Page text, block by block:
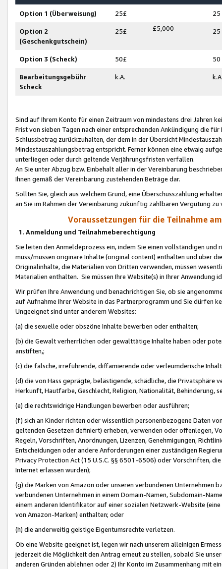
Option 1 (Überweisung) 25£ 25
Option 2
(Geschenkgutschein)
25£ £5,000 25
Option 3 (Scheck) 50£ 50
Bearbeitungsgebühr
Scheck
k.A.
Sind auf Ihrem Konto für einen Zeitraum von mindestens drei Jahren
Frist von sieben Tagen nach einer entsprechenden Ankündigung die
Schlussbetrag zurückzuhalten, der dem in der Übersicht
Mindestauszahlungsbetrag entspricht. Ferner können eine etwaig
unterliegen oder durch geltende Verjährungsfristen verfallen.
An Sie unter Abzug bzw. Einbehalt aller in der Vereinbarung
Ihnen gemäß der Vereinbarung zustehenden Beträge dar.
Sollten Sie, gleich aus welchem Grund, eine Überschusszahlung
an Sie im Rahmen der Vereinbarung zukünftig zahlbaren Vergütung zu
Voraussetzungen für die Teilnahme
1. Anmeldung und Teilnahmeberechtigung
Sie leiten den Anmeldeprozess ein, indem Sie einen vollständigen
muss/müssen originäre Inhalte (original content) enthalten und über
Originalinhalte, die Materialien von Dritten verwenden, müssen
Materialien enthalten. Sie müssen Ihre Website(s) in Ihrer Anwendung
Wir prüfen Ihre Anwendung und benachrichtigen Sie, ob sie
auf Aufnahme Ihrer Website in das Partnerprogramm und Sie dürfen
Ungeeignet sind unter anderem Websites:
(a) die sexuelle oder obszöne Inhalte bewerben oder enthalten;
(b) die Gewalt verherrlichen oder gewalttätige Inhalte haben oder
anstiften,;
(c) die falsche, irreführende, diffamierende oder verleumderische
(d) die von Hass geprägte, belästigende, schädliche, die Privatsphäre
Herkunft, Hautfarbe, Geschlecht, Religion, Nationalität, Behinderung,
(e) die rechtswidrige Handlungen bewerben oder ausführen;
(f) sich an Kinder richten oder wissentlich personenbezogene Daten
geltenden Gesetzen definiert) erheben, verwenden oder offenlegen,
Regeln, Vorschriften, Anordnungen, Lizenzen, Genehmigungen,
Entscheidungen oder andere Anforderungen einer zuständigen
Privacy Protection Act (15 U.S.C. §§ 6501-6506) oder Vorschriften,
Internet erlassen wurden);
(g) die Marken von Amazon oder unseren verbundenen Unternehmen
verbundenen Unternehmen in einem Domain-Namen, Subdomain-
einem anderen Identifikator auf einer sozialen Netzwerk-Website
von Amazon-Marken) enthalten; oder
(h) die anderweitig geistige Eigentumsrechte verletzen.
Ob eine Website geeignet ist, legen wir nach unserem alleinigen
jederzeit die Möglichkeit den Antrag erneut zu stellen, sobald Sie
anderen Gründen ablehnen oder 2) Ihr Konto im Zusammenhang mit